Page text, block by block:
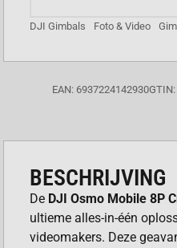
DJI Gimbals Foto & Video
EAN: 6937224142930
BESCHRIJVING
De DJI Osmo Mobile 8P
ultieme alles-in-één
videomakers. Deze